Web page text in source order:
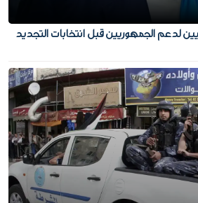
لدعم الجمهوريين قبل انتخابات التجديد